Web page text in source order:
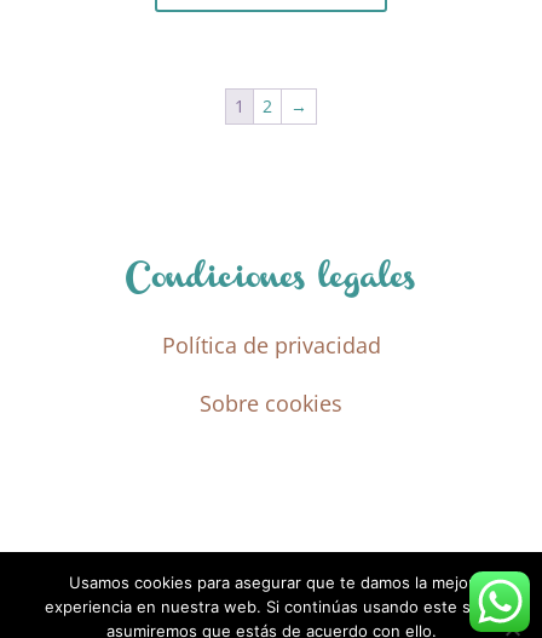
1 2 →
Condiciones legales
Política de privacidad
Sobre cookies
Usamos cookies para asegurar que te damos la mejor
experiencia en nuestra web. Si continúas usando este sitio,
asumiremos que estás de acuerdo con ello.